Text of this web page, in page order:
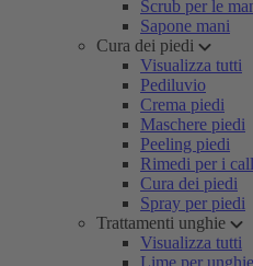
Scrub per le
Sapone mani
Cura dei piedi
Visualizza tutti
Pediluvio
Crema piedi
Maschere piedi
Peeling piedi
Rimedi per i
Cura dei piedi
Spray per piedi
Trattamenti unghie
Visualizza tutti
Lime per unghie